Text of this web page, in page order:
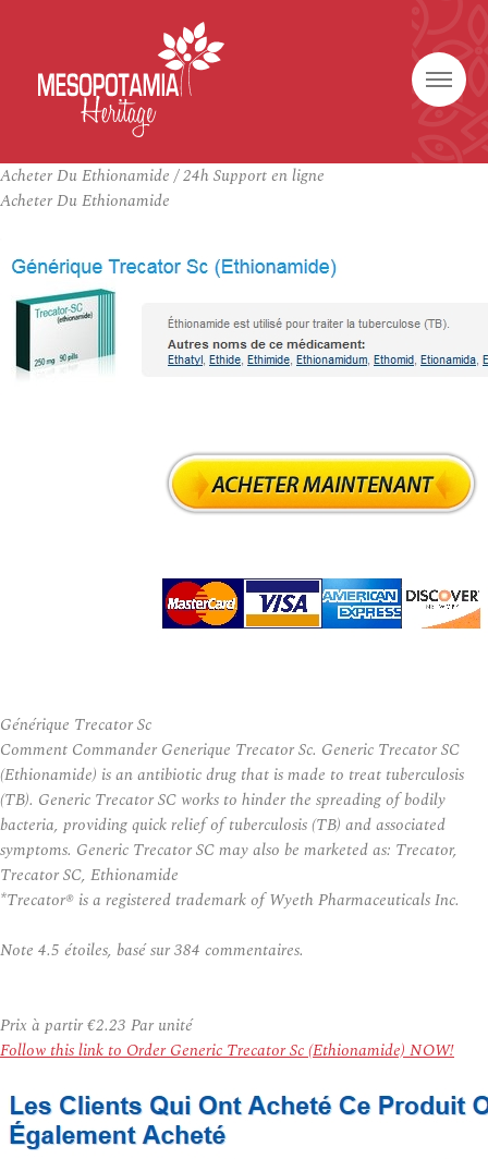
Acheter Du Ethionamide / 24h Support en ligne
Acheter Du Ethionamide
Générique Trecator Sc
Comment Commander Generique Trecator Sc. Generic Trecator SC
(Ethionamide) is an antibiotic drug that is made to treat tuberculosis
(TB). Generic Trecator SC works to hinder the spreading of bodily
bacteria, providing quick relief of tuberculosis (TB) and associated
symptoms. Generic Trecator SC may also be marketed as: Trecator,
Trecator SC, Ethionamide
*Trecator® is a registered trademark of Wyeth Pharmaceuticals Inc.
Note 4.5 étoiles, basé sur384 commentaires.
Prix à partir€2.23 Par unité
Follow this link to Order Generic Trecator Sc (Ethionamide) NOW!